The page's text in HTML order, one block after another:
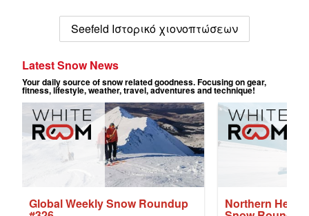
Seefeld Ιστορικό χιονοπτώσεων